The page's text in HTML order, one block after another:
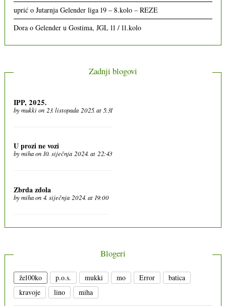
uprić oJutarnja Gelender liga 19 – 8.kolo – REZE
Dora oGelender u Gostima, JGL 11 / 11.kolo
Zadnji blogovi
IPP, 2025.
bymukkion 23. listopada 2025. at 5:31
U prozi ne vozi
bymihaon 10. siječnja 2024. at 22:43
Zbrda zdola
bymihaon 4. siječnja 2024. at 19:00
Blogeri
že100ko p.o.s. mukki mo Error
batica
kravoje
lino miha